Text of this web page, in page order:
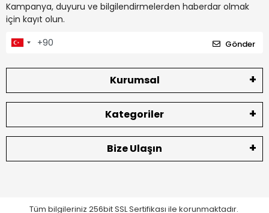
Kampanya, duyuru ve bilgilendirmelerden haberdar olmak
için kayıt olun.
Gönder
Kurumsal
Kategoriler
Bize Ulaşın
Tüm bilgileriniz 256bit SSL Sertifikası ile korunmaktadır.